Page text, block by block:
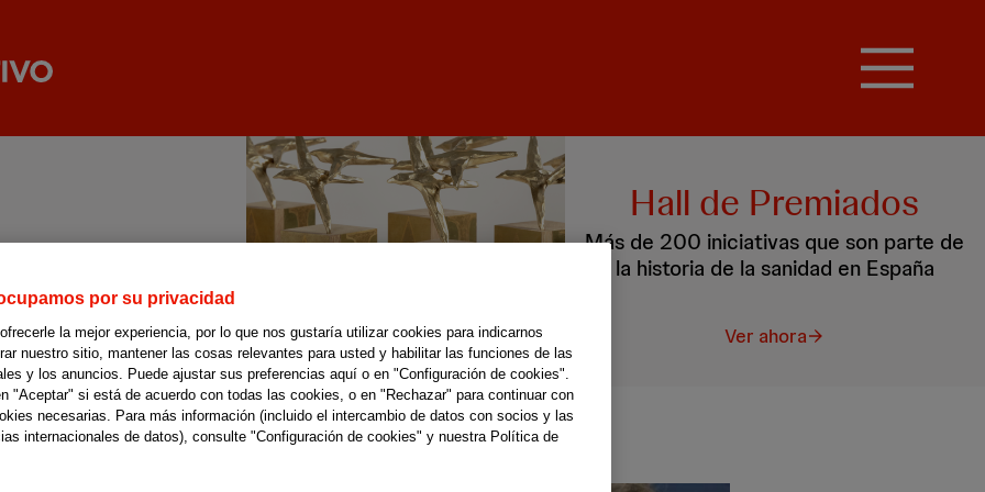
Hall de Premiados
Más de 200 iniciativas que son parte de
la historia de la sanidad en España
Ver ahora
por su privacidad
la mejor experiencia, por lo que nos gustaría utilizar cookies para indicarnos
nuestro sitio, mantener las cosas relevantes para usted y habilitar las funciones de las
y los anuncios. Puede ajustar sus preferencias aquí o en "Configuración de cookies".
"Aceptar" si está de acuerdo con todas las cookies, o en "Rechazar" para continuar con
necesarias. Para más información (incluido el intercambio de datos con socios y las
internacionales de datos), consulte "Configuración de cookies" y nuestra Política de